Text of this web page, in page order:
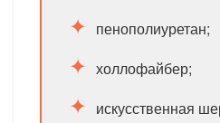
пенополиуретан;
холлофайбер;
искусственная